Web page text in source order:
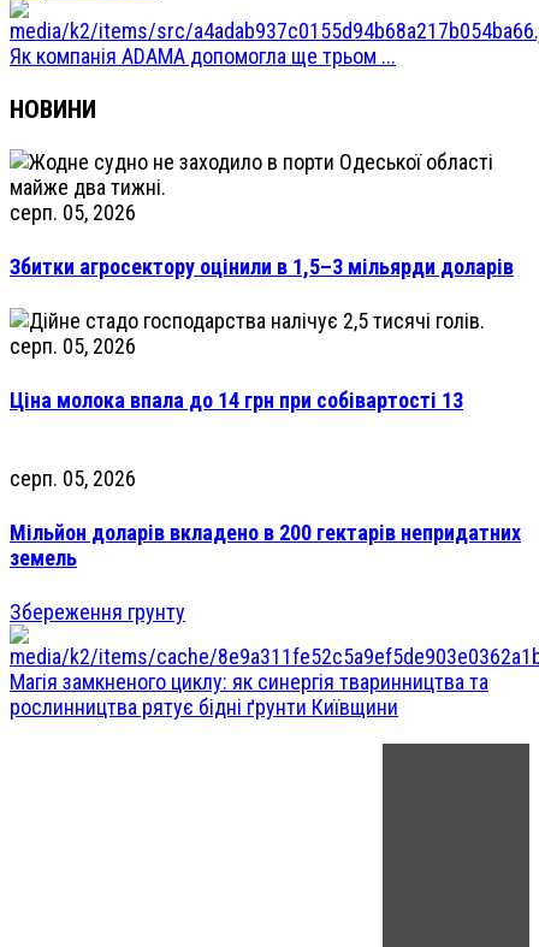
Як компанія ADAMA допомогла ще трьом ...
НОВИНИ
серп. 05, 2026
Збитки агросектору оцінили в 1,5–3 мільярди доларів
серп. 05, 2026
Ціна молока впала до 14 грн при собівартості 13
серп. 05, 2026
Мільйон доларів вкладено в 200 гектарів непридатних
земель
Збереження грунту
Магія замкненого циклу: як синергія тваринництва та
рослинництва рятує бідні ґрунти Київщини